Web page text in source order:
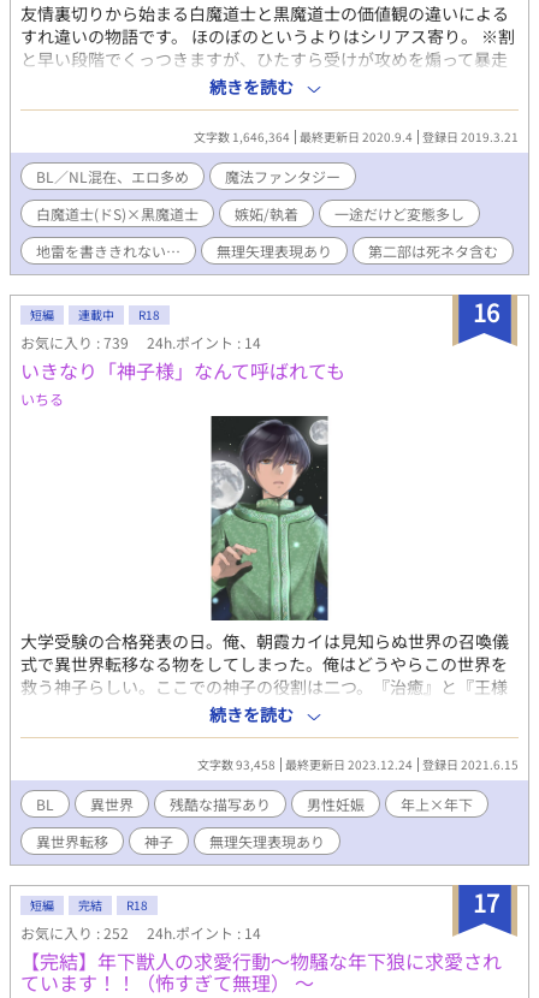
友情裏切りから始まる白魔道士と黒魔道士の価値観の違いによる
すれ違いの物語です。 ほのぼのというよりはシリアス寄り。 ※割
と早い段階でくっつきますが、ひたすら受けが攻めを煽って暴走
させては痛い目に合う…そんな作品だと思います。他の作品とは
違ってRはガッツリめ。処女作故に個人的な趣味を詰め込んだ作品
となっております。 ※ある意味調教物語なので、行為は段々エス
カレートします。それを踏まえた上で何でも大丈夫な方のみお読
みください。 ※話の都合上一部NLシーン、一部3Pシーンも含まれ
ます。その他、無理矢理シーンや女装シーン、後半に向かって玩
具責め等色々含まれますので、地雷があった場合は速やかにブラ
ウザバックしていただけますよう宜しくお願い致します。 諸々自
己防衛してください(>人<;) ※第二部の前半部分が第一部導入部と
い。 第二部はソレーユのお話で、騎士×皇太子メインとなりま
す。初っ端に死ネタがありますので苦手な方はご注意ください。
※Pixiv様で第一部（全156話＋番外3話）公開済み。b-Love様で
第二部（ソレーユ物語全52話＋番外20話）まで公開済みです。 こ
ちらに持ってくるにあたり少し見直して手直ししています。 宜し
続きを読む
文字数 1,646,364 最終更新日 2020.9.4 登録日 2019.3.21
BL／NL混在、エロ多め
魔法ファンタジー
白魔道士(ドS)×黒魔道士
嫉妬/執着
一途だけど変態多し
地雷を書ききれない…
無理矢理表現あり 第二部は死ネタ含む
16
短編 連載中 R18
お気に入り : 739 24h.ポイント : 14
いきなり「神子様」なんて呼ばれても
いちる
大学受験の合格発表の日。俺、朝霞カイは見知らぬ世界の召喚儀
式で異世界転移なる物をしてしまった。俺はどうやらこの世界を
救う神子らしい。ここでの神子の役割は二つ。『治癒』と『王様
の子を産むこと』子どもを三人産めば元の世界に帰してくれるっ
て約束してくれたけど、それって戻っても俺の人生終わってな
い？だったら、死にたいんだけど。 主人公が何度か自殺を図るた
め、若干の流血表現があります。読む人によってはＮＴＲと感じ
るかもしれません。書いている人にとってはハピエンです。異世
界表現下手くそなのでふんわか雰囲気でお読みください。 ムーン
ライトノベルズさん、ピクシブさんへも投稿しています。 表紙イ
ラストはトリュフ様。カイを描いて頂きましたので皆さんに見て
貰いたく！
続きを読む
文字数 93,458 最終更新日 2023.12.24 登録日 2021.6.15
BL 異世界 残酷な描写あり 男性妊娠
年上×年下
異世界転移
神子 無理矢理表現あり
17
短編 完結 R18
お気に入り : 252 24h.ポイント : 14
【完結】年下獣人の求愛行動～物騒な年下狼に求愛され
ています！！（怖すぎて無理） ～